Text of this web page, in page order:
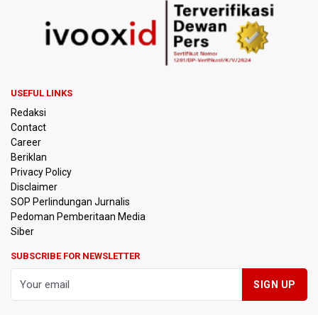
USEFUL LINKS
Redaksi
Contact
Career
Beriklan
Privacy Policy
Disclaimer
SOP Perlindungan Jurnalis
Pedoman Pemberitaan Media
Siber
SUBSCRIBE FOR NEWSLETTER